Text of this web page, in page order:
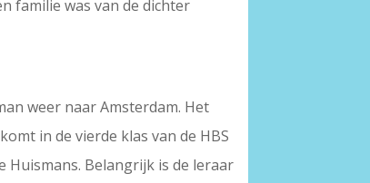
familie was van de dichter
weer naar Amsterdam. Het
in de vierde klas van de HBS
Huismans. Belangrijk is de leraar